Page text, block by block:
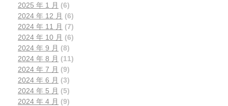
2025 年 1 月 (6)
2024 年 12 月 (6)
2024 年 11 月 (7)
2024 年 10 月 (6)
2024 年 9 月 (8)
2024 年 8 月 (11)
2024 年 7 月 (9)
2024 年 6 月 (3)
2024 年 5 月 (5)
2024 年 4 月 (9)